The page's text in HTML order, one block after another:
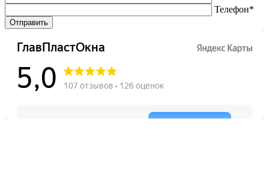
Телефон*